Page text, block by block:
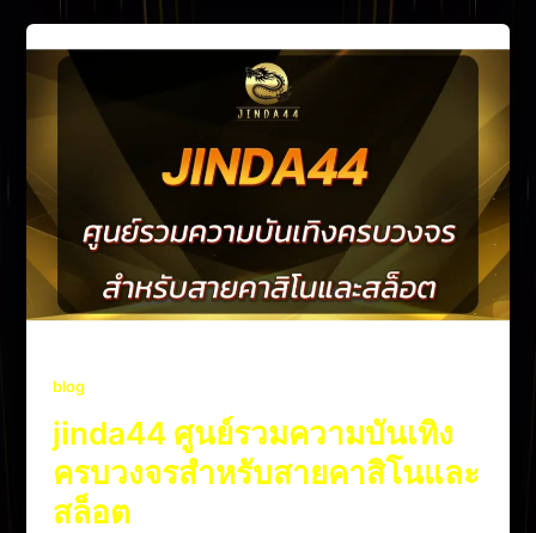
blog
jinda44 ศูนย์รวมความบันเทิง
ครบวงจรสำหรับสายคาสิโนและ
สล็อต